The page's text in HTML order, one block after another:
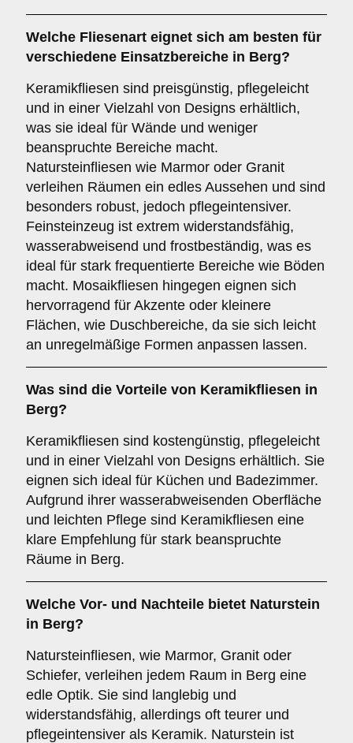
Welche Fliesenart eignet sich am besten für
verschiedene Einsatzbereiche in Berg?
Keramikfliesen sind preisgünstig, pflegeleicht
und in einer Vielzahl von Designs erhältlich,
was sie ideal für Wände und weniger
beanspruchte Bereiche macht.
Natursteinfliesen wie Marmor oder Granit
verleihen Räumen ein edles Aussehen und sind
besonders robust, jedoch pflegeintensiver.
Feinsteinzeug ist extrem widerstandsfähig,
wasserabweisend und frostbeständig, was es
ideal für stark frequentierte Bereiche wie Böden
macht. Mosaikfliesen hingegen eignen sich
hervorragend für Akzente oder kleinere
Flächen, wie Duschbereiche, da sie sich leicht
an unregelmäßige Formen anpassen lassen.
Was sind die Vorteile von Keramikfliesen in
Berg?
Keramikfliesen sind kostengünstig, pflegeleicht
und in einer Vielzahl von Designs erhältlich. Sie
eignen sich ideal für Küchen und Badezimmer.
Aufgrund ihrer wasserabweisenden Oberfläche
und leichten Pflege sind Keramikfliesen eine
klare Empfehlung für stark beanspruchte
Räume in Berg.
Welche Vor- und Nachteile bietet Naturstein
in Berg?
Natursteinfliesen, wie Marmor, Granit oder
Schiefer, verleihen jedem Raum in Berg eine
edle Optik. Sie sind langlebig und
widerstandsfähig, allerdings oft teurer und
pflegeintensiver als Keramik. Naturstein ist